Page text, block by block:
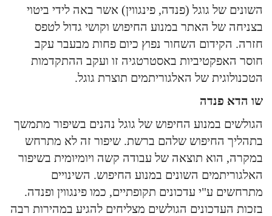
השונים של גוגל (פנדה, פינגווין) אשר באה לידי ביטוי
בצניחה של האתר במנוע החיפוש וקושי גדול לטפס
חזרה. הקידום השחור נפוץ כיום פחות מבעבר עקב
חוסר האפקטיביות באסטרטגיה זו ועקב ההתקדמות
הטכנולוגית של האלגוריתמים תוצרת גוגל.
שו הדא פנדה
הגולשים במנוע החיפוש של גוגל נהנים בשיפור מתמשך
בתהליך החיפוש שלהם ברשת. שיפור זה לא מתרחש
במקרה, הוא תוצאה של עבודה קשה ויומיומית בשיפור
האלגוריתמים השונים במנוע החיפוש. השינויים
מתרחשים ע"י עדכונים תקופתיים, כמו פינגווין ופנדה.
בזכות העדכונים הגולשים מצליחים להגיע במהירות רבה